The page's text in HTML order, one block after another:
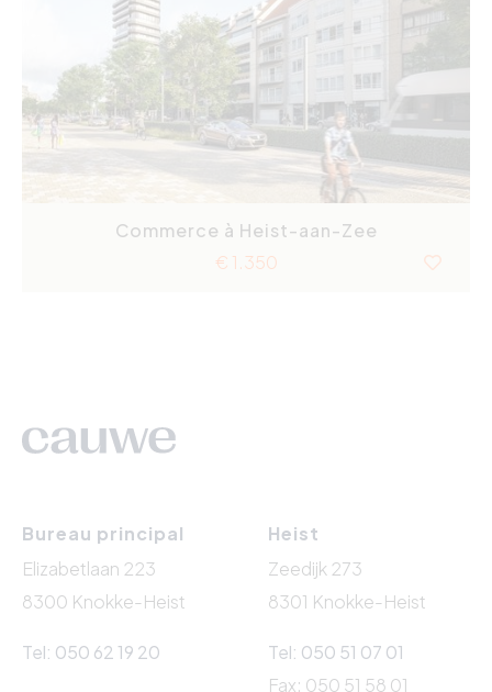
Commerce à Heist-aan-Zee
€ 1.350
Bureau principal
Elizabetlaan 223
8300 Knokke-Heist
Tel: 050 62 19 20
Heist
Zeedijk 273
8301 Knokke-Heist
Tel: 050 51 07 01
Fax: 050 51 58 01